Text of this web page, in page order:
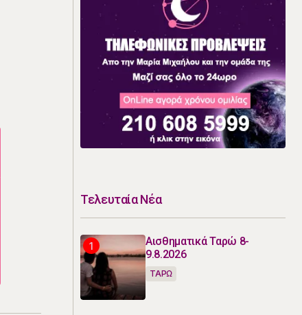
Τελευταία Νέα
Αισθηματικά Ταρώ 8-
9.8.2026
ΤΑΡΩ